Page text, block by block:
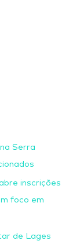
Serra
inscrições
foco em
de Lages